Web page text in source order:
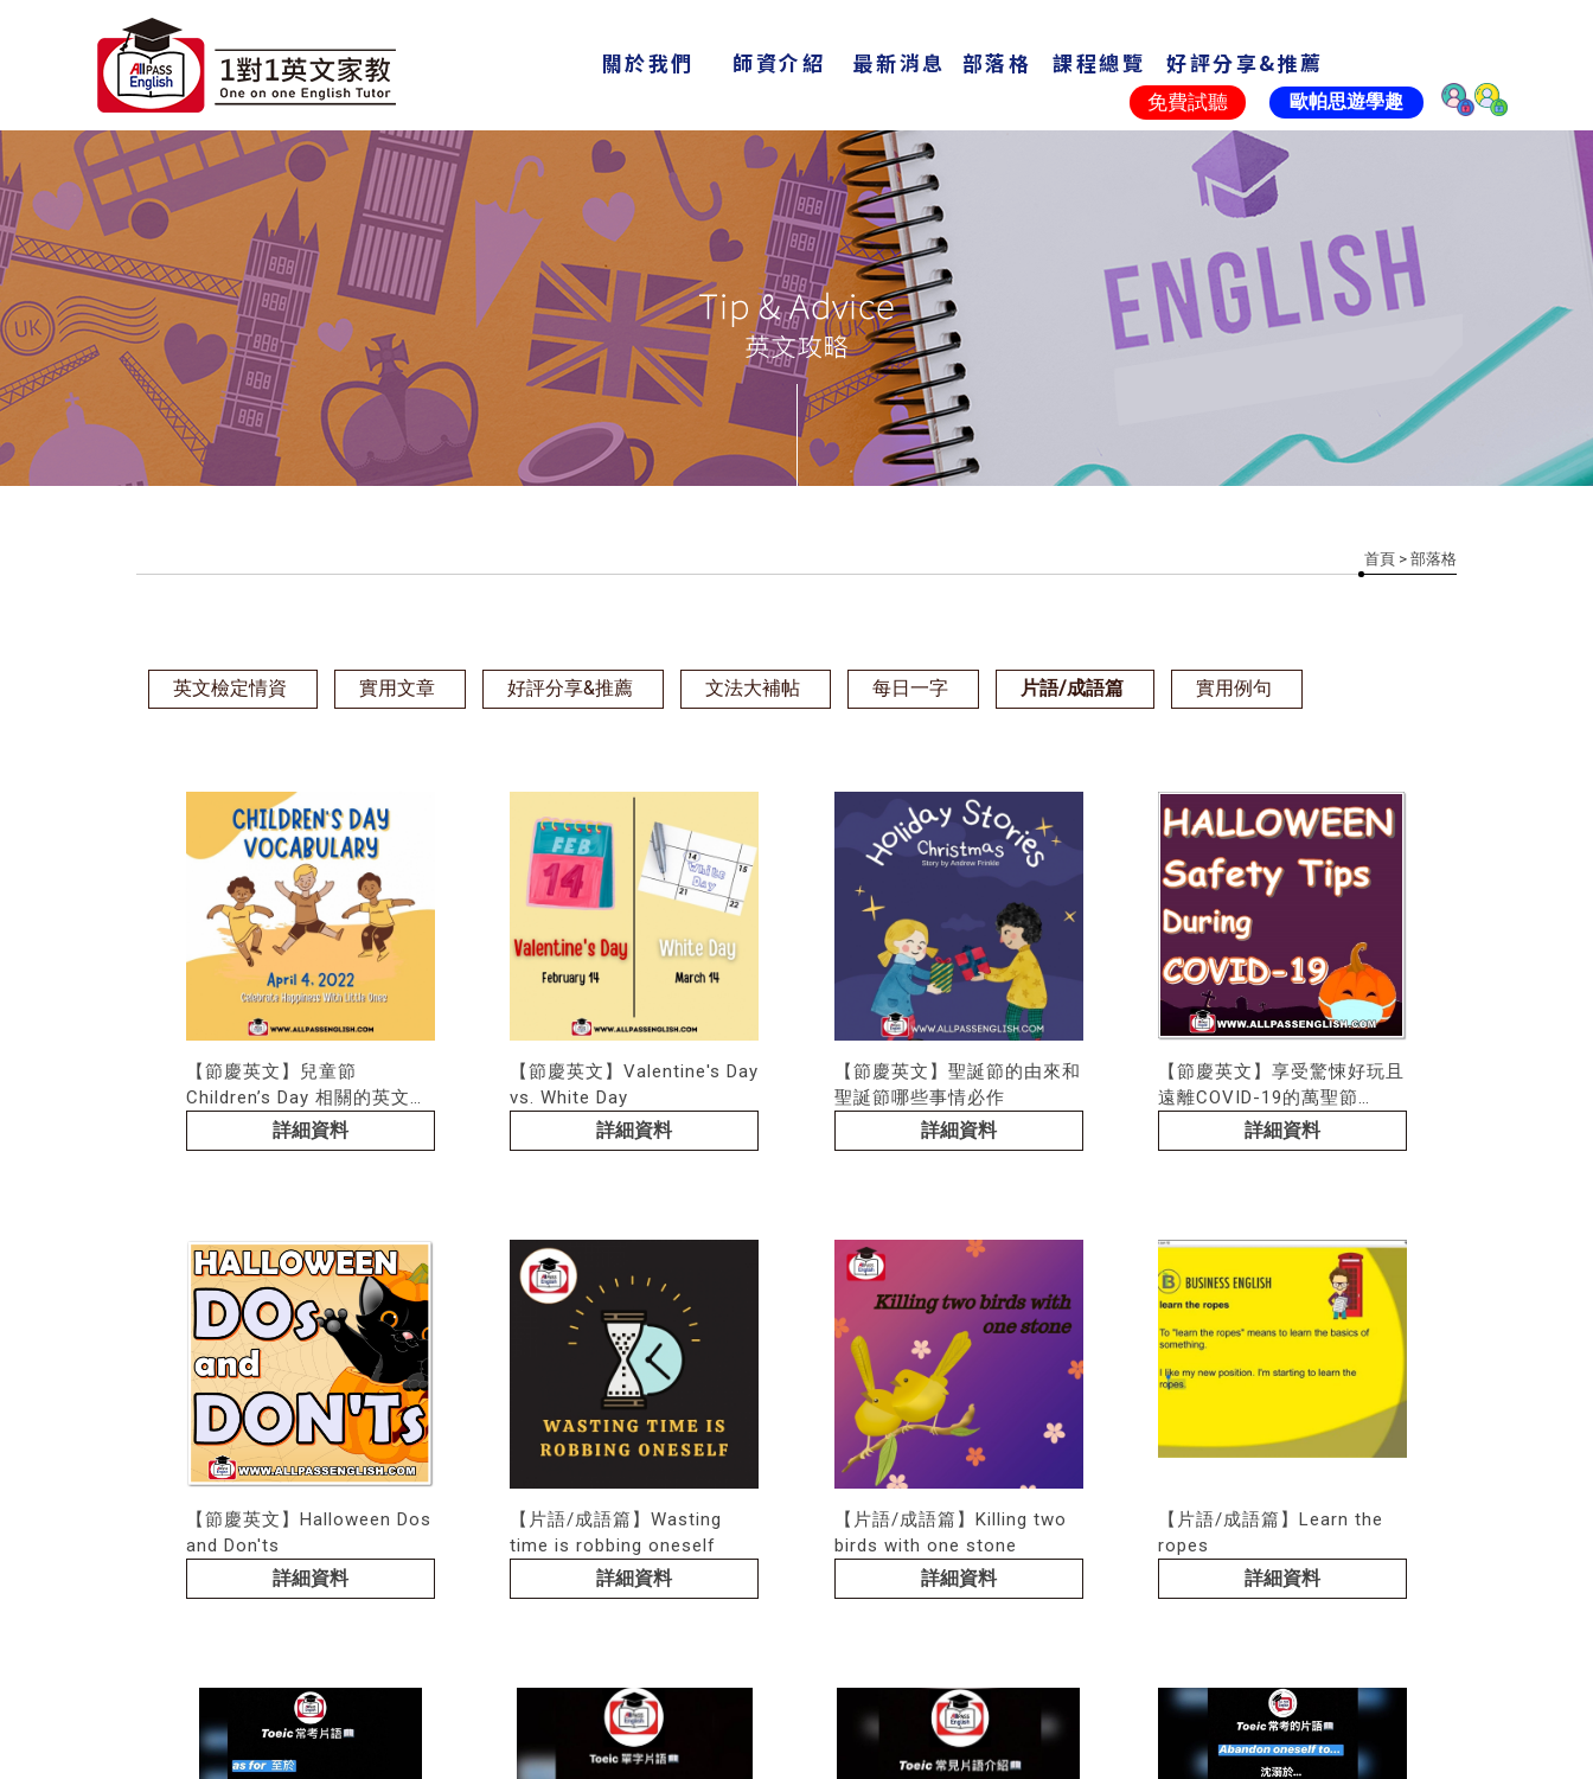
關於我們
師資介紹
最新消息
部落格
課程總覽
Courses
好評分享&推薦
Share
免費試聽 歐帕思遊學趣
首頁> 部落格
英文檢定情資 實用文章 好評分享&推薦 文法大補帖 每日一字 片語/成語篇 實用例句
【節慶英文】兒童節
Children’s Day 相關的英文單
詳細資料
【節慶英文】Valentine's Day
vs. White Day
詳細資料
【節慶英文】聖誕節的由來和
聖誕節哪些事情必作
詳細資料
【節慶英文】享受驚悚好玩且
遠離COVID-19的萬聖節
Halloween詳細資料
【節慶英文】Halloween Dos
and Don'ts
詳細資料
【片語/成語篇】Wasting
time is robbing oneself
詳細資料
【片語/成語篇】Killing two
birds with one stone
詳細資料
【片語/成語篇】Learn the
ropes
詳細資料